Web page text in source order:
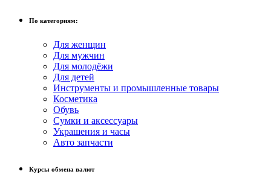
По категориям:
Для женщин
Для мужчин
Для молодёжи
Для детей
Инструменты и промышленные товары
Косметика
Обувь
Сумки и аксессуары
Украшения и часы
Авто запчасти
Курсы обмена валют